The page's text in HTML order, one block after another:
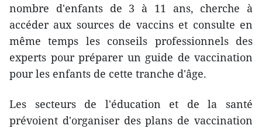
nombre d'enfants de 3 à 11 ans, cherche à
accéder aux sources de vaccins et consulte en
même temps les conseils professionnels des
experts pour préparer un guide de vaccination
pour les enfants de cette tranche d'âge.
Les secteurs de l'éducation et de la santé
prévoient d'organiser des plans de vaccination